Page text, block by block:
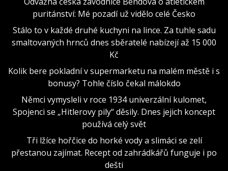
puritánství: Mé pozadí už vidělo celé Česko
Stálo to v každé druhé kuchyni na lince. Za tuhle sadu
smaltovaných hrnců dnes sběratelé nabízejí až 15 000
Kč
Kolik bere pokladní v supermarketu na malém městě i s
bonusy? Tohle číslo čekal málokdo
Němci vymysleli v roce 1934 univerzální kulomet,
Spojenci se „Hitlerovy pily“ děsily. Dnes jejich koncept
používá celý svět
Tři lžíce hořčice do horké vody a slimáci se zelí
přestanou zajímat. Recept od zahrádkářů funguje i po
dešti